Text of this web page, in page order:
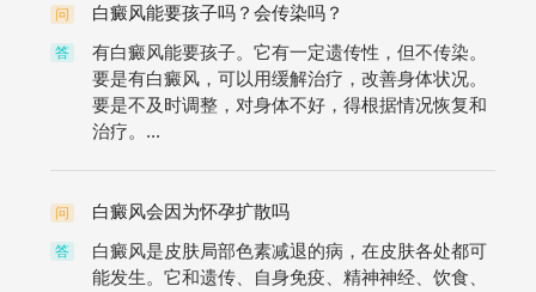
问 白癜风能要孩子吗？会传染吗？
答
有白癜风能要孩子。它有一定遗传性，但不传染。
要是有白癜风，可以用缓解治疗，改善身体状况。
要是不及时调整，对身体不好，得根据情况恢复和
治疗。...
问 白癜风会因为怀孕扩散吗
答
白癜风是皮肤局部色素减退的病，在皮肤各处都可
能发生。它和遗传、自身免疫、精神神经、饮食、